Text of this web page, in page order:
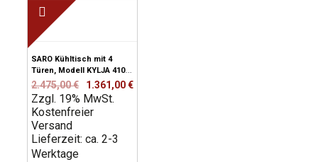
SARO Kühltisch mit 4
Türen, Modell KYLJA 4100
TN
2.475,00€Ursprünglicher
Preis
war:
1.361,00€
Aktueller
Preis
ist:
Zzgl. 19% MwSt.
Kostenfreier
Versand
Lieferzeit: ca. 2-3
Werktage